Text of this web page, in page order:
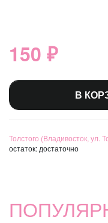
150 ₽
В
Толстого (Владивосток, ул.
остаток: достаточно